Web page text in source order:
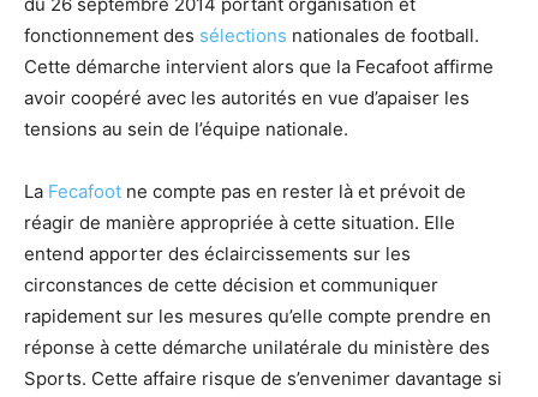
fonctionnement des sélections nationales de football.
Cette démarche intervient alors que la Fecafoot affirme
avoir coopéré avec les autorités en vue d’apaiser les
tensions au sein de l’équipe nationale.
La Fecafoot ne compte pas en rester là et prévoit de
réagir de manière appropriée à cette situation. Elle
entend apporter des éclaircissements sur les
circonstances de cette décision et communiquer
rapidement sur les mesures qu’elle compte prendre en
réponse à cette démarche unilatérale du ministère des
Sports. Cette affaire risque de s’envenimer davantage si